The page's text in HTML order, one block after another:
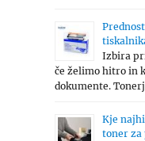
Izbira
če želimo hitro in
dokumente.
Kje
toner